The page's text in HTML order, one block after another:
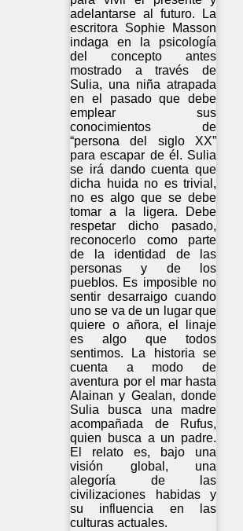
adelantarse al futuro. La
escritora Sophie Masson
indaga en la psicología
del concepto antes
mostrado a través de
Sulia, una niña atrapada
en el pasado que debe
emplear sus
conocimientos de
“persona del siglo XX”
para escapar de él. Sulia
se irá dando cuenta que
dicha huida no es trivial,
no es algo que se debe
tomar a la ligera. Debe
respetar dicho pasado,
reconocerlo como parte
de la identidad de las
personas y de los
pueblos. Es imposible no
sentir desarraigo cuando
uno se va de un lugar que
quiere o añora, el linaje
es algo que todos
sentimos. La historia se
cuenta a modo de
aventura por el mar hasta
Alainan y Gealan, donde
Sulia busca una madre
acompañada de Rufus,
quien busca a un padre.
El relato es, bajo una
visión global, una
alegoría de las
civilizaciones habidas y
su influencia en las
culturas actuales.